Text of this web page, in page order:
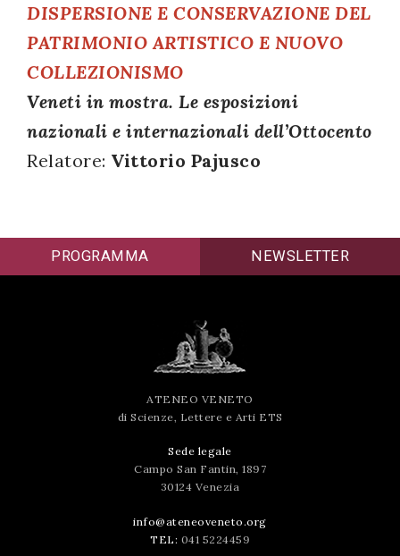
DISPERSIONE E CONSERVAZIONE DEL
PATRIMONIO ARTISTICO E NUOVO
COLLEZIONISMO
Veneti in mostra. Le esposizioni
nazionali e internazionali dell’Ottocento
Relatore: Vittorio Pajusco
196/03
avvenuta con
successo!
PROGRAMMA NEWSLETTER
ATENEO VENETO
di Scienze, Lettere e Arti ETS
Sede legale
Campo San Fantin, 1897
30124 Venezia
info@ateneoveneto.org
TEL: 041 5224459